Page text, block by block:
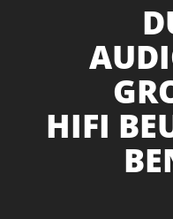
HIFI